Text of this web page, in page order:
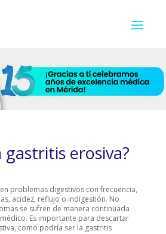
gastritis erosiva?
problemas digestivos con frecuencia,
acidez, reflujo o indigestión. No
se sufren de manera continuada
Es importante para descartar
como podría ser la gastritis